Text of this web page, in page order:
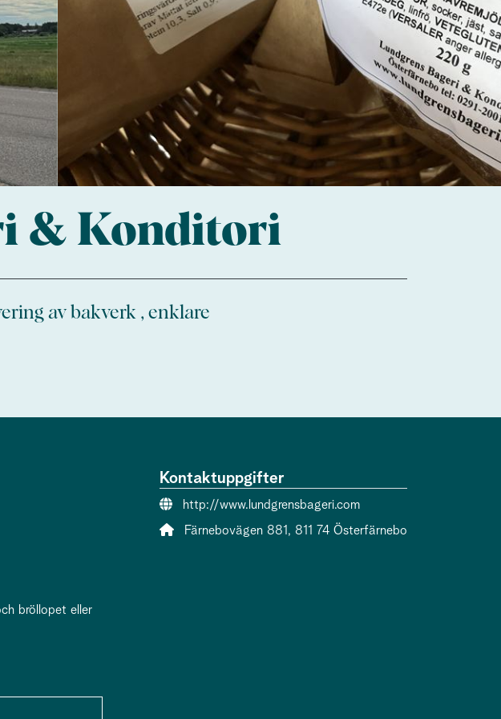
& Konditori
av bakverk , enklare
bröllopet eller
Kontaktuppgifter
Webbsida:
http://www.lundgrensbageri.com
Adress:
Färnebovägen 881, 811 74 Österfärnebo